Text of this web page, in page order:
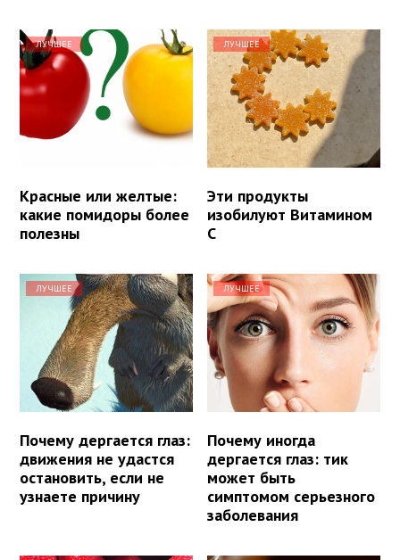
ЛУЧШЕЕ
Красные или желтые:
какие помидоры более
полезны
ЛУЧШЕЕ
Эти продукты
изобилуют Витамином
С
ЛУЧШЕЕ
Почему дергается глаз:
движения не удастся
остановить, если не
узнаете причину
ЛУЧШЕЕ
Почему иногда
дергается глаз: тик
может быть
симптомом серьезного
заболевания